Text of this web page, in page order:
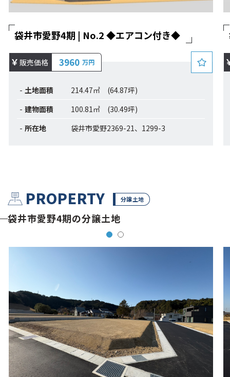
袋井市愛野4期 | No.2 ◆エアコン付き◆
販売価格 3960 万円
土地面積
214.47㎡ (64.87坪)
建物面積
100.81㎡ (30.49坪)
所在地
袋井市愛野2369-21、1299-3
PROPERTY 分譲土地
袋井市愛野4期の分譲土地